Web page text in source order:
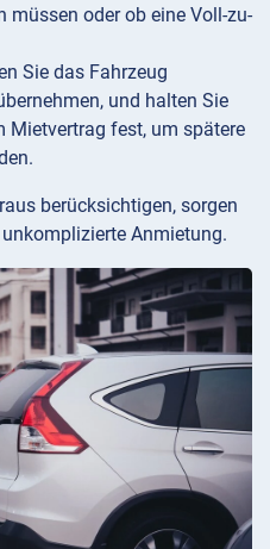
müssen oder ob eine Voll-zu-
Sie das Fahrzeug
und halten Sie
Mietvertrag fest, um spätere
berücksichtigen, sorgen
Anmietung.